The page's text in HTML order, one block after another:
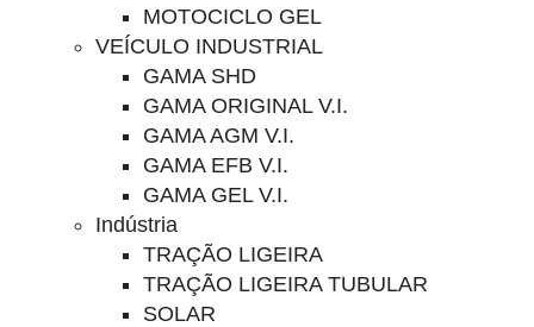
MOTOCICLO GEL
VEÍCULO INDUSTRIAL
GAMA SHD
GAMA ORIGINAL V.I.
GAMA AGM V.I.
GAMA EFB V.I.
GAMA GEL V.I.
Indústria
TRAÇÃO LIGEIRA
TRAÇÃO LIGEIRA TUBULAR
SOLAR